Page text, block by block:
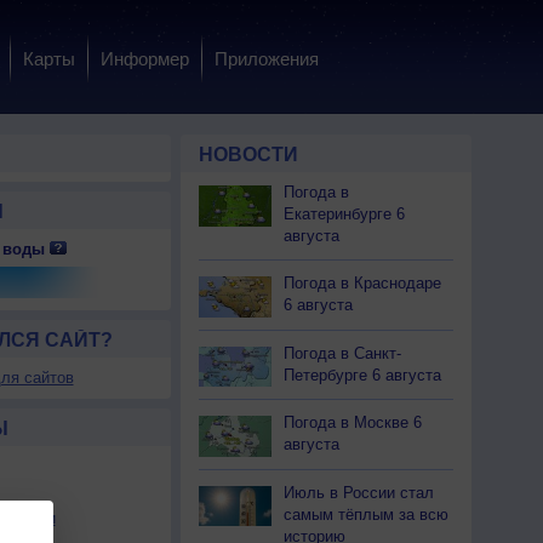
Карты Информер Приложения
0.0
8 сб
Ю-З
День
0.0
+26
Ю-З
Вечер
0.0
+26
+26
Ю-З
Вечер
0.0
+21
+25
Ю
Ночь
0.0
+19
Ю
Ночь
+18
Ю
воды
САЙТ?
сайтов
НОВОСТИ
Погода в
Екатеринбурге 6
августа
Погода в Краснодаре
6 августа
Погода в Санкт-
Петербурге 6 августа
Погода в Москве 6
августа
Июль в России стал
самым тёплым за всю
историю